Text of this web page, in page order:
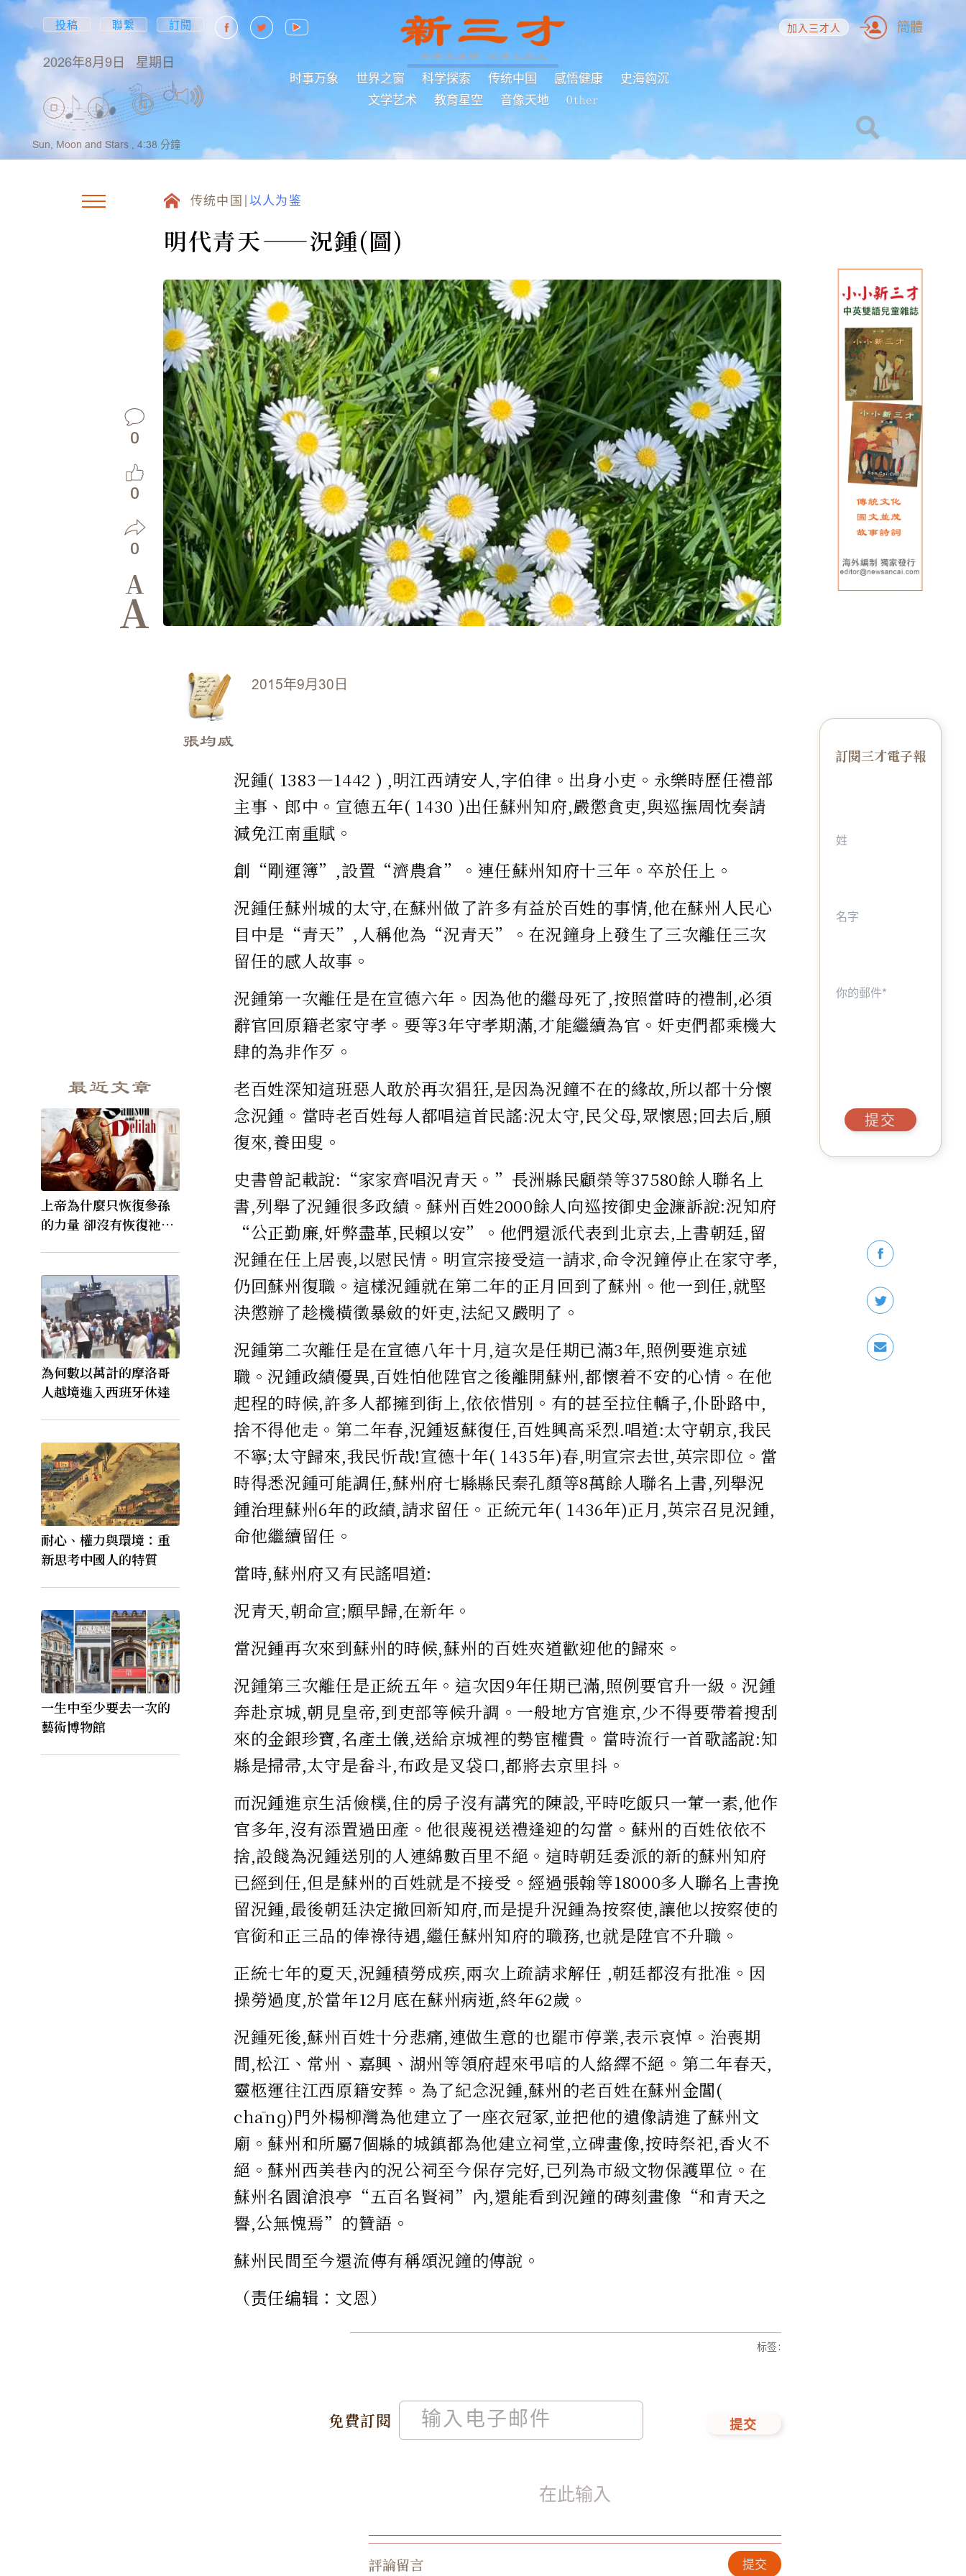
投稿 聯繫 訂閱
2026年8月9日 星期日
时事万象 世界之窗 科学探索 传统中国 感悟健康
史海鈎沉
文学艺术
教育星空 音像天地 Other
加入三才人 簡體
Sun, Moon and Stars , 4:38 分鐘
传统中国 以人为鉴
明代青天——況鍾(圖)
0
0
0
A
A
最近文章
上帝為什麼只恢復參孫
的力量 卻沒有恢復祂的
為何數以萬計的摩洛哥
人越境進入西班牙休達
耐心、權力與環境：重
新思考中國人的特質
一生中至少要去一次的
藝術博物館
2015年9月30日
張均威
況鍾( 1383—1442 ) ,明江西靖安人,字伯律。出身小吏。永樂時歷任禮部
主事、郎中。宣德五年( 1430 )出任蘇州知府,嚴懲貪吏,與巡撫周忱奏請
減免江南重賦。
創“剛運簿”,設置“濟農倉”。連任蘇州知府十三年。卒於任上。
況鍾任蘇州城的太守,在蘇州做了許多有益於百姓的事情,他在蘇州人民心
目中是“青天”,人稱他為“況青天”。在況鐘身上發生了三次離任三次
留任的感人故事。
況鍾第一次離任是在宣德六年。因為他的繼母死了,按照當時的禮制,必須
辭官回原籍老家守孝。要等3年守孝期滿,才能繼續為官。奸吏們都乘機大
肆的為非作歹。
老百姓深知這班惡人敢於再次猖狂,是因為況鐘不在的緣故,所以都十分懷
念況鍾。當時老百姓每人都唱這首民謠:況太守,民父母,眾懷恩;回去后,願
復來,養田叟。
史書曾記載說:“家家齊唱況青天。”長洲縣民顧榮等37580餘人聯名上
書,列舉了況鍾很多政績。蘇州百姓2000餘人向巡按御史金濂訴說:況知府
“公正勤廉,奸弊盡革,民賴以安”。他們還派代表到北京去,上書朝廷,留
況鍾在任上居喪,以慰民情。明宣宗接受這一請求,命令況鐘停止在家守孝,
仍回蘇州復職。這樣況鍾就在第二年的正月回到了蘇州。他一到任,就堅
決懲辦了趁機橫徵暴斂的奸吏,法紀又嚴明了。
況鍾第二次離任是在宣德八年十月,這次是任期已滿3年,照例要進京述
職。況鍾政績優異,百姓怕他陞官之後離開蘇州,都懷着不安的心情。在他
起程的時候,許多人都擁到街上,依依惜別。有的甚至拉住轎子,仆卧路中,
捨不得他走。第二年春,況鍾返蘇復任,百姓興高采烈.唱道:太守朝京,我民
不寧;太守歸來,我民忻哉!宣德十年( 1435年)春,明宣宗去世,英宗即位。當
時得悉況鍾可能調任,蘇州府七縣縣民秦孔顏等8萬餘人聯名上書,列舉況
鍾治理蘇州6年的政績,請求留任。正統元年( 1436年)正月,英宗召見況鍾,
命他繼續留任。
當時,蘇州府又有民謠唱道:
況青天,朝命宣;願早歸,在新年。
當況鍾再次來到蘇州的時候,蘇州的百姓夾道歡迎他的歸來。
況鍾第三次離任是正統五年。這次因9年任期已滿,照例要官升一級。況鍾
奔赴京城,朝見皇帝,到吏部等候升調。一般地方官進京,少不得要帶着搜刮
來的金銀珍寶,名產土儀,送給京城裡的勢宦權貴。當時流行一首歌謠說:知
縣是掃帚,太守是畚斗,布政是叉袋口,都將去京里抖。
而況鍾進京生活儉樸,住的房子沒有講究的陳設,平時吃飯只一葷一素,他作
官多年,沒有添置過田產。他很蔑視送禮逢迎的勾當。蘇州的百姓依依不
捨,設餞為況鍾送別的人連綿數百里不絕。這時朝廷委派的新的蘇州知府
已經到任,但是蘇州的百姓就是不接受。經過張翰等18000多人聯名上書挽
留況鍾,最後朝廷決定撤回新知府,而是提升況鍾為按察使,讓他以按察使的
官銜和正三品的俸祿待遇,繼任蘇州知府的職務,也就是陞官不升職。
正統七年的夏天,況鍾積勞成疾,兩次上疏請求解任 ,朝廷都沒有批准。因
操勞過度,於當年12月底在蘇州病逝,終年62歲。
況鍾死後,蘇州百姓十分悲痛,連做生意的也罷市停業,表示哀悼。治喪期
間,松江、常州、嘉興、湖州等領府趕來弔唁的人絡繹不絕。第二年春天,
靈柩運往江西原籍安葬。為了紀念況鍾,蘇州的老百姓在蘇州金閶(
chānɡ)門外楊柳灣為他建立了一座衣冠冢,並把他的遺像請進了蘇州文
廟。蘇州和所屬7個縣的城鎮都為他建立祠堂,立碑畫像,按時祭祀,香火不
絕。蘇州西美巷內的況公祠至今保存完好,已列為市級文物保護單位。在
蘇州名園滄浪亭“五百名賢祠”內,還能看到況鐘的磚刻畫像“和青天之
譽,公無愧焉”的贊語。
蘇州民間至今還流傳有稱頌況鐘的傳說。
（责任编辑：文恩）
免費訂閱 提交
标签:
評論留言 提交
訂閱三才電子報
提交